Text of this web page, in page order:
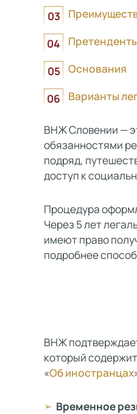
Основания
Варианты
ВНЖ Словении —
обязанностями
подряд,
доступ к
Процедура
Через 5 лет
имеют право
подробнее
ВНЖ
который
«Об иностранцах
Временное